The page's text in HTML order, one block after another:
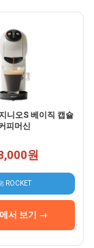
니오S 베이직 캡슐
피머신
원
ROCKET
서 보기 →